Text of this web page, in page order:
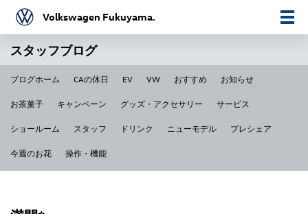
Volkswagen Fukuyama.
スタッフブログ
ブログホーム CAの休日 EV VW おすすめ お知らせ
お茶菓子 キャンペーン グッズ・アクセサリー サービス
ショールーム スタッフ ドリンク ニューモデル プレシェア
今週のお花 操作・機能